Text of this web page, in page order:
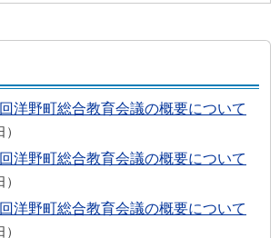
洋野町総合教育会議の概要について
洋野町総合教育会議の概要について
洋野町総合教育会議の概要について